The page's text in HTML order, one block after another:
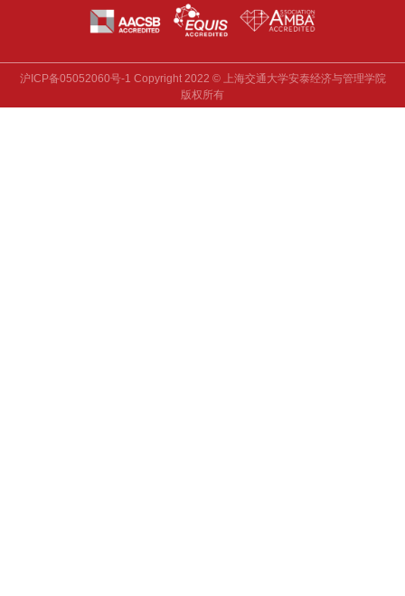
沪ICP备05052060号-1 Copyright 2022 © 上海交通大学安泰经济与管理学院
版权所有